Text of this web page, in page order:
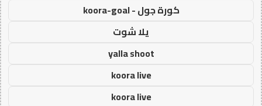
كورة جول - koora-goal
يلا شوت
yalla shoot
koora live
koora live